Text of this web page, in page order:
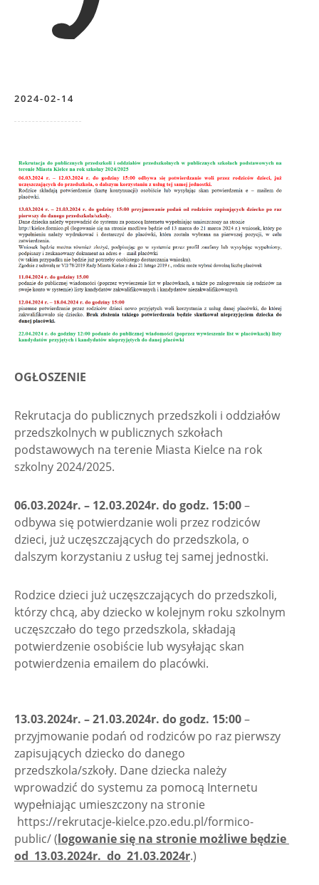
2024-02-14
OGŁOSZENIE
Rekrutacja do publicznych przedszkoli i oddziałów
przedszkolnych w publicznych szkołach
podstawowych na terenie Miasta Kielce na rok
szkolny 2024/2025.
06.03.2024r. – 12.03.2024r. do godz. 15:00–
odbywa się potwierdzanie woli przez rodziców
dzieci, już uczęszczających do przedszkola, o
dalszym korzystaniu z usług tej samej jednostki.
Rodzice dzieci już uczęszczających do przedszkoli,
którzy chcą, aby dziecko w kolejnym roku szkolnym
uczęszczało do tego przedszkola, składają
potwierdzenie osobiście lub wysyłając skan
potwierdzenia emailem do placówki.
13.03.2024r. – 21.03.2024r. do godz. 15:00–
przyjmowanie podań od rodziców po raz pierwszy
zapisujących dziecko do danego
przedszkola/szkoły. Dane dziecka należy
wprowadzić do systemu za pomocą Internetu
wypełniając umieszczony na stronie
https://rekrutacje-kielce.pzo.edu.pl/formico-
public/ (logowanie się na stronie możliwe będzie
od 13.03.2024r. do 21.03.2024r.)